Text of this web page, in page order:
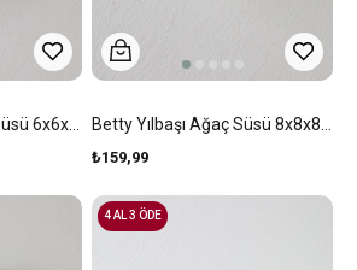
₺159,99
4 AL 3 ÖDE